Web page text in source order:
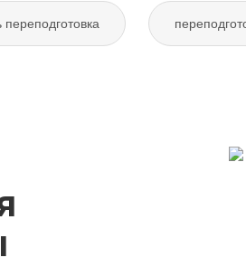
переподготовка